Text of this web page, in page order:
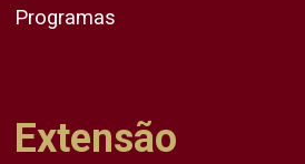
Programas
Extensão